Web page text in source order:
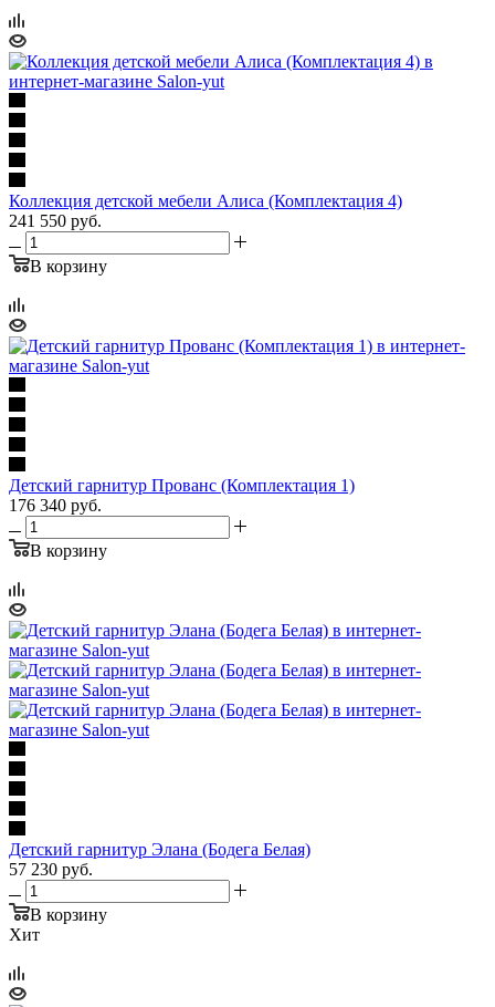
Коллекция детской мебели Алиса (Комплектация 4)
241 550 руб.
В корзину
Детский гарнитур Прованс (Комплектация 1)
176 340 руб.
В корзину
Детский гарнитур Элана (Бодега Белая)
57 230 руб.
В корзину
Хит